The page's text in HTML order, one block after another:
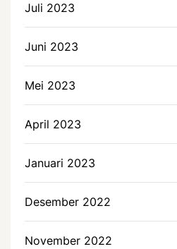
Juli 2023
Juni 2023
Mei 2023
April 2023
Januari 2023
Desember 2022
November 2022